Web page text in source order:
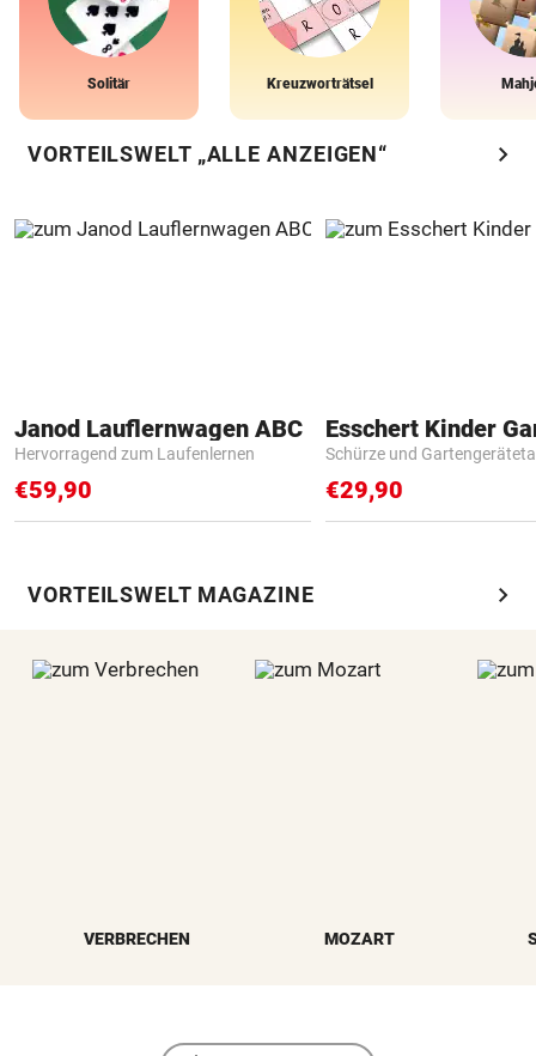
Solitär Kreuzworträtsel
VORTEILSWELT „ALLE ANZEIGEN“ chevron_right
Janod Lauflernwagen ABC
Hervorragend zum Laufenlernen
€59,90
Schürze und
€29,90
VORTEILSWELT MAGAZINE chevron_right
VERBRECHEN MOZART